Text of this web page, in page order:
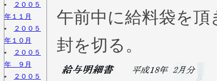
２００５
年１１月
２００５
年１０月
２００５
年 ９月
２００５
午前中に給料袋を頂
封を切る。